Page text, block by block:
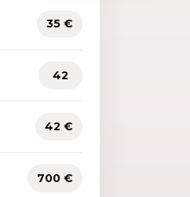
35 €
42
42 €
700 €